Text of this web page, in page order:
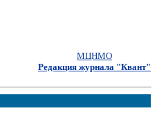
МЦНМО
Редакция журнала "Квант"